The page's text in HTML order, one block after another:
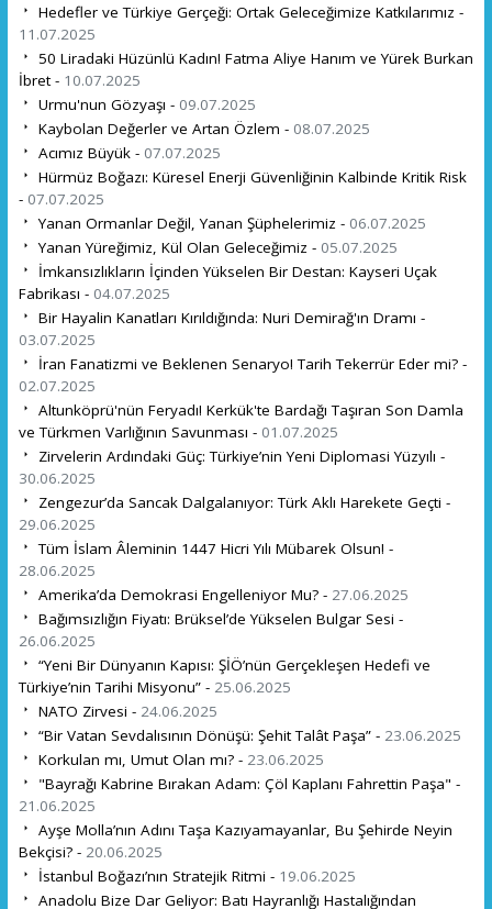
Hedefler ve Türkiye Gerçeği: Ortak Geleceğimize Katkılarımız -
11.07.2025
50 Liradaki Hüzünlü Kadın! Fatma Aliye Hanım ve Yürek Burkan
İbret - 10.07.2025
Urmu'nun Gözyaşı - 09.07.2025
Kaybolan Değerler ve Artan Özlem - 08.07.2025
Acımız Büyük - 07.07.2025
Hürmüz Boğazı: Küresel Enerji Güvenliğinin Kalbinde Kritik Risk
- 07.07.2025
Yanan Ormanlar Değil, Yanan Şüphelerimiz - 06.07.2025
Yanan Yüreğimiz, Kül Olan Geleceğimiz - 05.07.2025
İmkansızlıkların İçinden Yükselen Bir Destan: Kayseri Uçak
Fabrikası - 04.07.2025
Bir Hayalin Kanatları Kırıldığında: Nuri Demirağ'ın Dramı -
03.07.2025
İran Fanatizmi ve Beklenen Senaryo! Tarih Tekerrür Eder mi? -
02.07.2025
Altunköprü'nün Feryadı! Kerkük'te Bardağı Taşıran Son Damla
ve Türkmen Varlığının Savunması - 01.07.2025
Zirvelerin Ardındaki Güç: Türkiye’nin Yeni Diplomasi Yüzyılı -
30.06.2025
Zengezur’da Sancak Dalgalanıyor: Türk Aklı Harekete Geçti -
29.06.2025
Tüm İslam Âleminin 1447 Hicri Yılı Mübarek Olsun! -
28.06.2025
Amerika’da Demokrasi Engelleniyor Mu? - 27.06.2025
Bağımsızlığın Fiyatı: Brüksel’de Yükselen Bulgar Sesi -
26.06.2025
“Yeni Bir Dünyanın Kapısı: ŞİÖ’nün Gerçekleşen Hedefi ve
Türkiye’nin Tarihi Misyonu” - 25.06.2025
NATO Zirvesi - 24.06.2025
“Bir Vatan Sevdalısının Dönüşü: Şehit Talât Paşa” - 23.06.2025
Korkulan mı, Umut Olan mı? - 23.06.2025
"Bayrağı Kabrine Bırakan Adam: Çöl Kaplanı Fahrettin Paşa" -
21.06.2025
Ayşe Molla’nın Adını Taşa Kazıyamayanlar, Bu Şehirde Neyin
Bekçisi? - 20.06.2025
İstanbul Boğazı’nın Stratejik Ritmi - 19.06.2025
Anadolu Bize Dar Geliyor: Batı Hayranlığı Hastalığından